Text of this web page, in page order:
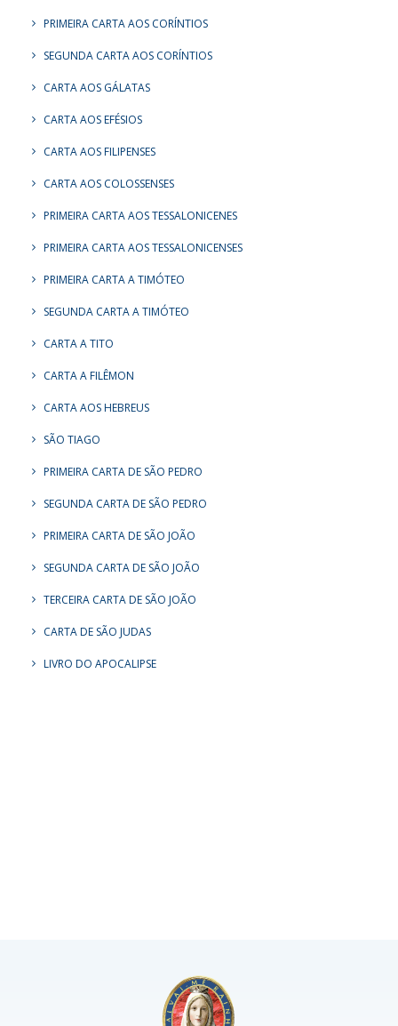
PRIMEIRA CARTA AOS CORÍNTIOS
SEGUNDA CARTA AOS CORÍNTIOS
CARTA AOS GÁLATAS
CARTA AOS EFÉSIOS
CARTA AOS FILIPENSES
CARTA AOS COLOSSENSES
PRIMEIRA CARTA AOS TESSALONICENES
PRIMEIRA CARTA AOS TESSALONICENSES
PRIMEIRA CARTA A TIMÓTEO
SEGUNDA CARTA A TIMÓTEO
CARTA A TITO
CARTA A FILÊMON
CARTA AOS HEBREUS
SÃO TIAGO
PRIMEIRA CARTA DE SÃO PEDRO
SEGUNDA CARTA DE SÃO PEDRO
PRIMEIRA CARTA DE SÃO JOÃO
SEGUNDA CARTA DE SÃO JOÃO
TERCEIRA CARTA DE SÃO JOÃO
CARTA DE SÃO JUDAS
LIVRO DO APOCALIPSE